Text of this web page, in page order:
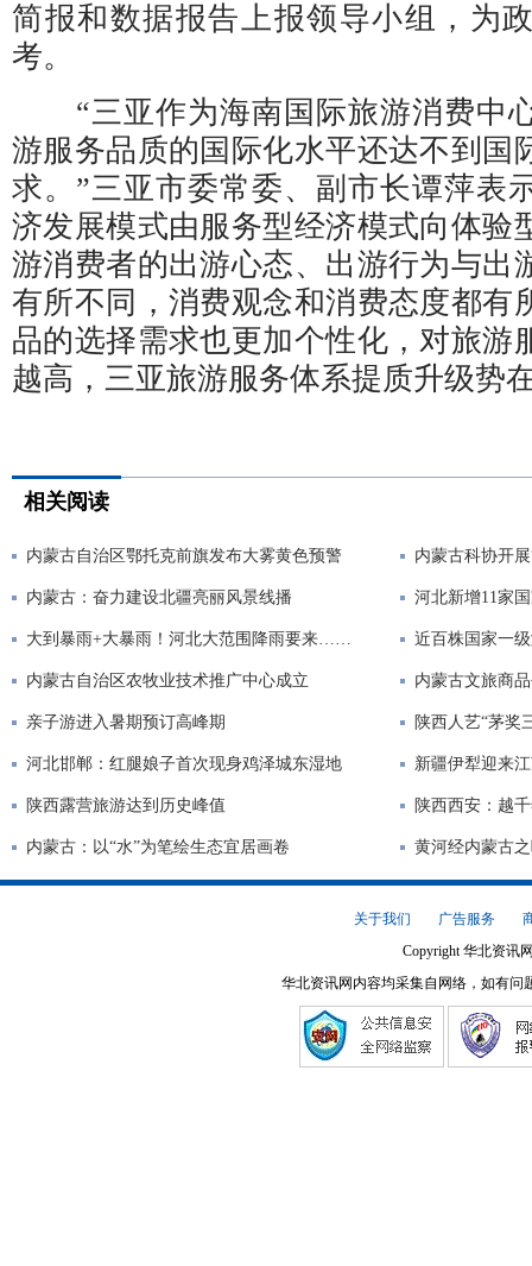
简报和数据报告上报领导小组，为
考。
“三亚作为海南国际旅游消费中
游服务品质的国际化水平还达不到国
求。”三亚市委常委、副市长谭萍表
济发展模式由服务型经济模式向体验
游消费者的出游心态、出游行为与出
有所不同，消费观念和消费态度都有
品的选择需求也更加个性化，对旅游
越高，三亚旅游服务体系提质升级势
相关阅读
内蒙古自治区鄂托克前旗发布大雾黄色预警 内蒙古科协开
内蒙古：奋力建设北疆亮丽风景线播 河北新增11家
大到暴雨+大暴雨！河北大范围降雨要来…… 近百株国家一
内蒙古自治区农牧业技术推广中心成立 内蒙古文旅商
亲子游进入暑期预订高峰期 陕西人艺“茅奖
河北邯郸：红腿娘子首次现身鸡泽城东湿地 新疆伊犁迎来
陕西露营旅游达到历史峰值 陕西西安：越
内蒙古：以“水”为笔绘生态宜居画卷 黄河经内蒙古
关于我们 广告服务
Copyright 华北资讯
华北资讯网内容均采集自网络，如有问